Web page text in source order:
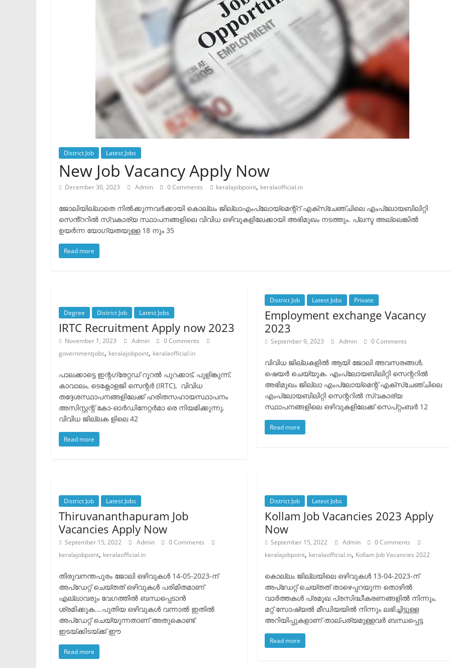
District Job Latest Jobs
New Job Vacancy Apply Now
December 30, 2023 Admin 0 Comments keralajobpoint, keralaofficial.in
ജോലിയില്ലാതെ നിൽക്കുന്നവർക്കായി കൊല്ലം ജില്ലാഎംപ്ലോയ്മെന്റ്റ് എക്സ്ചേഞ്ചിലെ എംപ്ലോയബിലിറ്റി
സെൻ്ററിൽ സ്വകാര്യ സ്ഥാപനങ്ങളിലെ വിവിധ ഒഴിവുകളിലേക്കായി അഭിമുഖം നടത്തും. പ്ലസ്ട അല്ലെങ്കിൽ
ഉയർന്ന യോഗ്യതയുള്ള 18 നും 35
Read more
Degree District Job Latest Jobs
IRTC Recruitment Apply now 2023
November 1, 2023 Admin
0 Comments
governmentjobs, keralajobpoint, keralaofficial.in
പാലക്കാട്ടെ ഇന്റഗ്രേറ്റഡ് റൂറൽ പുറക്കാട്, പുളിങ്കുന്ന്,
കാവാലം, ടെക്നോളജി സെന്റർ (IRTC), വിവിധ
തദ്ദേശസ്ഥാപനങ്ങളിലേക്ക് ഹരിതസഹായസ്ഥാപനം
അസിസ്റ്റന്റ് കോ-ഓർഡിനേറ്റർമാ രെ നിയമിക്കുന്നു.
വിവിധ ജില്ലക ളിലെ 42
Read more
District Job Latest Jobs Private
Employment exchange Vacancy
2023
September 9, 2023 Admin 0 Comments
വിവിധ ജില്ലകളിൽ ആയി ജോലി അവസരങ്ങൾ,
ഷെയർ ചെയ്യുക. എംപ്ലോയബിലിറ്റി സെന്ററില്‍
അഭിമുഖം ജില്ലാ എംപ്ലോയ്‌മെന്റ് എക്‌സ്‌ചേഞ്ചിലെ
എംപ്ലോയബിലിറ്റി സെന്ററില്‍ സ്വകാര്യ
സ്ഥാപനങ്ങളിലെ ഒഴിവുകളിലേക്ക് സെപ്റ്റംബര്‍ 12
Read more
District Job Latest Jobs
Thiruvananthapuram Job
Vacancies Apply Now
September 15, 2022 Admin
0 Comments
keralajobpoint, keralaofficial.in
തിരുവനന്തപുരം ജോലി ഒഴിവുകൾ 14-05-2023-ന്
അപ്ഡേറ്റ് ചെയ്തത് ഒഴിവുകൾ പരിമിതമാണ്
എല്ലാവരും വേഗത്തിൽ ബന്ധപ്പെടാൻ
ശ്രമിക്കുക….പുതിയ ഒഴിവുകൾ വന്നാൽ ഇതിൽ
അപ്ഡേറ്റ് ചെയ്യുന്നതാണ് അതുകൊണ്ട്
ഇടയ്ക്കിടയ്ക്ക് ഈ
Read more
District Job Latest Jobs
Kollam Job Vacancies 2023 Apply
Now
September 15, 2022 Admin
0 Comments
keralajobpoint, keralaofficial.in, Kollam Job Vacancies 2022
കൊല്ലം ജില്ലയിലെ ഒഴിവുകൾ 13-04-2023-ന്
അപ്ഡേറ്റ് ചെയ്തത് താഴെപ്പറയുന്ന തൊഴിൽ
വാർത്തകൾ പ്രമുഖ പ്രസിദ്ധീകരണങ്ങളിൽ നിന്നും,
മറ്റ് സോഷ്യൽ മീഡിയയിൽ നിന്നും ലഭിച്ചിട്ടുള്ള
അറിയിപ്പുകളാണ് താല്പര്യമുള്ളവർ ബന്ധപ്പെട്ട
Read more